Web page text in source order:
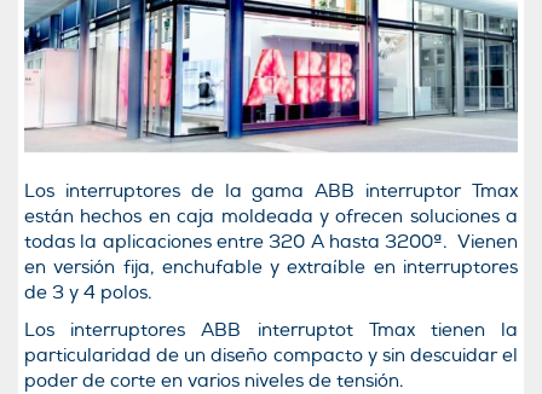
Los interruptores de la gama ABB interruptor Tmax
están hechos en caja moldeada y ofrecen soluciones a
todas la aplicaciones entre 320 A hasta 3200ª. Vienen
en versión fija, enchufable y extraíble en interruptores
de 3 y 4 polos.
Los interruptores ABB interruptot Tmax tienen la
particularidad de un diseño compacto y sin descuidar el
poder de corte en varios niveles de tensión.